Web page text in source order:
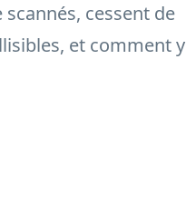
cessent de
et comment y